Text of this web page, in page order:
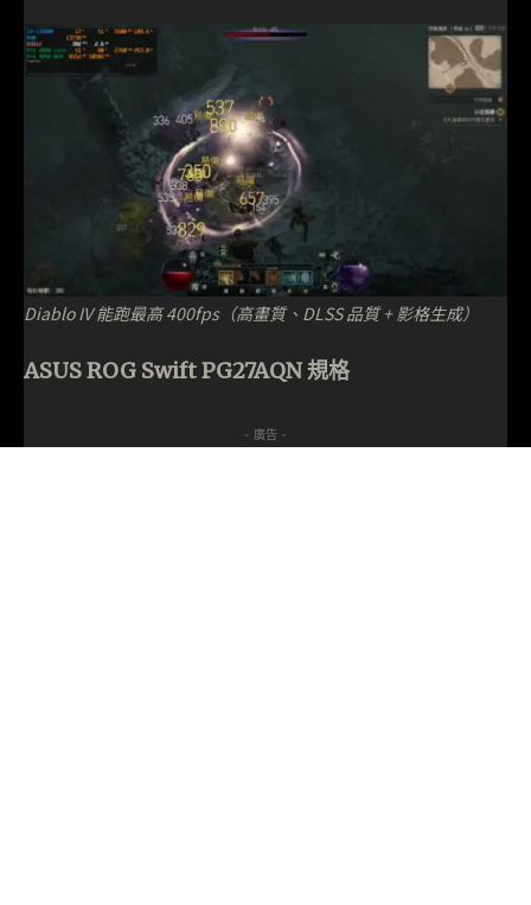
Diablo IV 能跑最高 400fps（高畫質、DLSS 品質 + 影格生成）
ASUS ROG Swift PG27AQN 規格
- 廣告 -